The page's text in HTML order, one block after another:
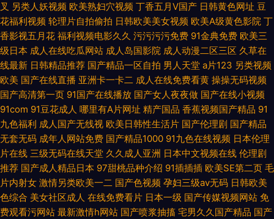
叉 另类人妖视频 欧美熟妇穴视频 丁香五月V国产 日韩黄色网址 豆
花福利视频 轮理片自拍偷拍 日韩欧美美女视频 欧美A级黄色影院 丁
香影视五月花 福利视频电影久久 污污污污免费 91金典免费 欧美三
级日本 成人在线吃瓜网站 成人岛国影院 成人动漫二区三区 久草在
线最新 日韩精品推荐 国产精品一区自拍 男人天堂 a片123 另类视频
欧美 国产在线直播 亚洲卡一卡二 成人在线免费看黄 操操无码视频
国产高清第一页 91国产在线播放 国产女人夜夜做 国产在线小视频
91com 91豆花成人 哪里有A片网址 精产国品 香蕉视频国产精品 91
九色福利 成人国产无线视 欧美日韩性生活片 国产伦理剧 国产精品
无套无码 成年人网站免费 国产精品1000 91九色在线视频 日本伦理
片在线 三级无码在线天堂 久久成人亚洲 日本中文视频在线 伦理剧
推荐 国产成人精品日本 97甜桃品种介绍 91插插插 欧美SE第二页 毛
片内射女 激情另类欧美一二 国产色视频 孕妇三级av无码 日韩欧美
色综合 美女社区成人 在线免费看片 日本一级 国产传媒视频网站 免
费观看污网站 最新激情h网站 国产喷浆抽搐 宅男久久国产精品 国产